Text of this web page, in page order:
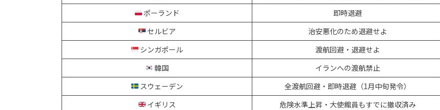
ポーランド
即時退避
セルビア
治安悪化のため退避せよ
シンガポール
渡航回避・退避せよ
韓国
イランへの渡航禁止
スウェーデン
全渡航回避・即時退避（1月中旬発令）
イギリス
危険水準上昇・大使館員もすでに撤収済み